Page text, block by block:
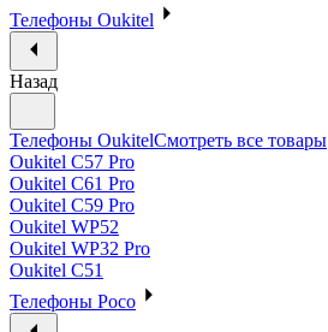
Телефоны Oukitel
Назад
Телефоны OukitelСмотреть все товары
Oukitel C57 Pro
Oukitel C61 Pro
Oukitel C59 Pro
Oukitel WP52
Oukitel WP32 Pro
Oukitel C51
Телефоны Poco